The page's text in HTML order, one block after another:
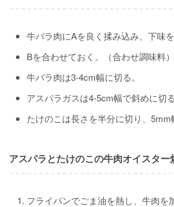
牛バラ肉にAを良く揉み込み、下味を
Bを合わせておく。（合わせ調味料）
牛バラ肉は3-4cm幅に切る。
アスパラガスは4-5cm幅で斜めに切る
たけのこは長さを半分に切り、5mm
アスパラとたけのこの牛肉オイスタ
フライパンでごま油を熱し、牛肉を